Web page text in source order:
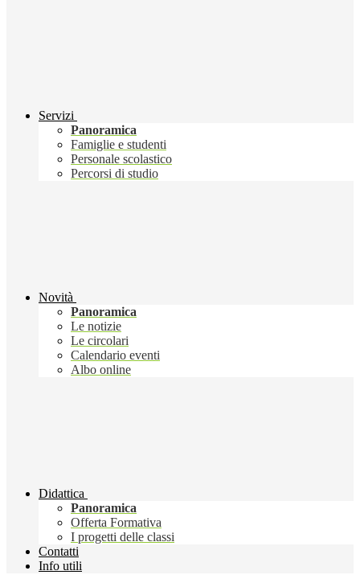
Servizi
Panoramica
Famiglie e studenti
Personale scolastico
Percorsi di studio
Novità
Panoramica
Le notizie
Le circolari
Calendario eventi
Albo online
Didattica
Panoramica
Offerta Formativa
I progetti delle classi
Contatti
Info utili